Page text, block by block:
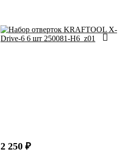
2 250 ₽